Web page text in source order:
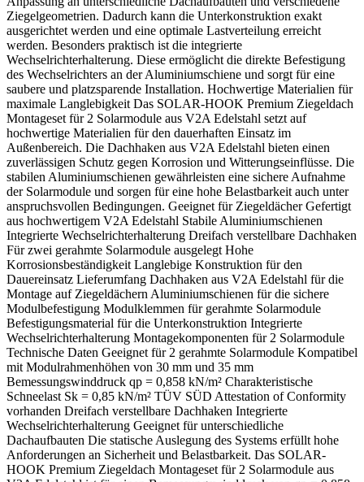
Ziegelgeometrien. Dadurch kann die Unterkonstruktion exakt
ausgerichtet werden und eine optimale Lastverteilung erreicht
werden. Besonders praktisch ist die integrierte
Wechselrichterhalterung. Diese ermöglicht die direkte Befestigung
des Wechselrichters an der Aluminiumschiene und sorgt für eine
saubere und platzsparende Installation. Hochwertige Materialien für
maximale Langlebigkeit Das SOLAR-HOOK Premium Ziegeldach
Montageset für 2 Solarmodule aus V2A Edelstahl setzt auf
hochwertige Materialien für den dauerhaften Einsatz im
Außenbereich. Die Dachhaken aus V2A Edelstahl bieten einen
zuverlässigen Schutz gegen Korrosion und Witterungseinflüsse. Die
stabilen Aluminiumschienen gewährleisten eine sichere Aufnahme
der Solarmodule und sorgen für eine hohe Belastbarkeit auch unter
anspruchsvollen Bedingungen. Geeignet für Ziegeldächer Gefertigt
aus hochwertigem V2A Edelstahl Stabile Aluminiumschienen
Integrierte Wechselrichterhalterung Dreifach verstellbare Dachhaken
Für zwei gerahmte Solarmodule ausgelegt Hohe
Korrosionsbeständigkeit Langlebige Konstruktion für den
Dauereinsatz Lieferumfang Dachhaken aus V2A Edelstahl für die
Montage auf Ziegeldächern Aluminiumschienen für die sichere
Modulbefestigung Modulklemmen für gerahmte Solarmodule
Befestigungsmaterial für die Unterkonstruktion Integrierte
Wechselrichterhalterung Montagekomponenten für 2 Solarmodule
Technische Daten Geeignet für 2 gerahmte Solarmodule Kompatibel
mit Modulrahmenhöhen von 30 mm und 35 mm
Bemessungswinddruck qp = 0,858 kN/m² Charakteristische
Schneelast Sk = 0,85 kN/m² TÜV SÜD Attestation of Conformity
vorhanden Dreifach verstellbare Dachhaken Integrierte
Wechselrichterhalterung Geeignet für unterschiedliche
Dachaufbauten Die statische Auslegung des Systems erfüllt hohe
Anforderungen an Sicherheit und Belastbarkeit. Das SOLAR-
HOOK Premium Ziegeldach Montageset für 2 Solarmodule aus